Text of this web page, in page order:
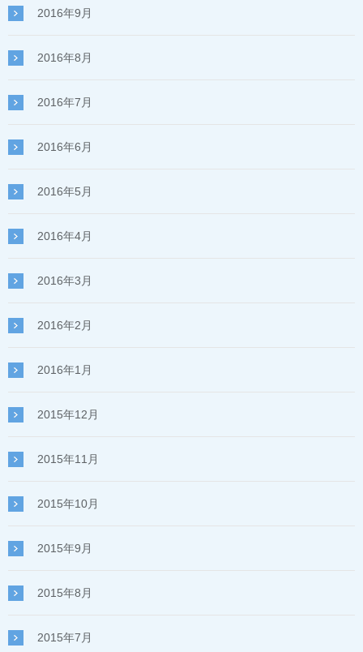
2016年9月
2016年8月
2016年7月
2016年6月
2016年5月
2016年4月
2016年3月
2016年2月
2016年1月
2015年12月
2015年11月
2015年10月
2015年9月
2015年8月
2015年7月